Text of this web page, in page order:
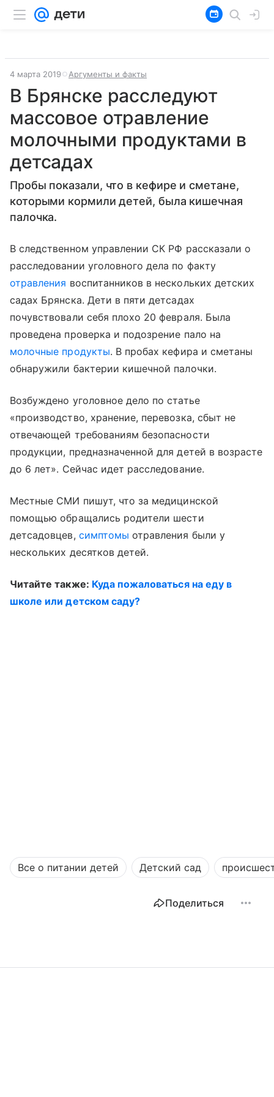
4 марта 2019 Аргументы и факты
В Брянске расследуют
массовое отравление
молочными продуктами в
детсадах
Пробы показали, что в кефире и сметане,
которыми кормили детей, была кишечная
палочка.
В следственном управлении СК РФ рассказали о
расследовании уголовного дела по факту
отравления воспитанников в нескольких детских
садах Брянска. Дети в пяти детсадах
почувствовали себя плохо 20 февраля. Была
проведена проверка и подозрение пало на
молочные продукты. В пробах кефира и сметаны
обнаружили бактерии кишечной палочки.
Возбуждено уголовное дело по статье
«производство, хранение, перевозка, сбыт не
отвечающей требованиям безопасности
продукции, предназначенной для детей в возрасте
до 6 лет». Сейчас идет расследование.
Местные СМИ пишут, что за медицинской
помощью обращались родители шести
детсадовцев, симптомы отравления были у
нескольких десятков детей.
Читайте также: Куда пожаловаться на еду в
школе или детском саду?
Все о питании детей Детский сад
Поделиться